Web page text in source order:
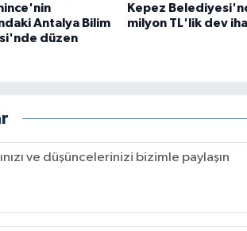
Antalya Bilim
düzen
Kepez
milyon TL'lik dev